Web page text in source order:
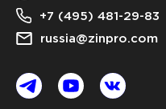
+7 (495) 481-29-83
russia@zinpro.com